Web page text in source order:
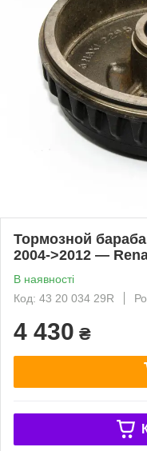
Тормозной
2004->2012 —
В наявності
Код: 43 20 034 29R
4 430 ₴